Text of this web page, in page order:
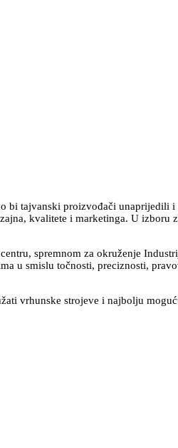
bi tajvanski proizvođači unaprijedili i
kvalitete i marketinga. U izboru
spremnom za okruženje
u smislu točnosti, preciznosti,
vrhunske strojeve i najbolju